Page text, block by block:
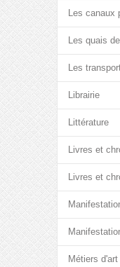
Les canaux
Les quais
Les
Librairie
Littérature
Livres et
Livres et
Métiers d'art